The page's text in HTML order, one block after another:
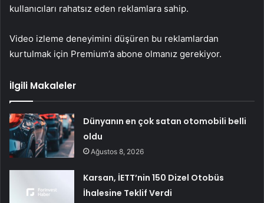
kullanıcıları rahatsız eden reklamlara sahip.
Video izleme deneyimini düşüren bu reklamlardan
kurtulmak için Premium’a abone olmanız gerekiyor.
İlgili Makaleler
Dünyanın en çok satan otomobili belli
oldu
Ağustos 8, 2026
Karsan, İETT’nin 150 Dizel Otobüs
İhalesine Teklif Verdi